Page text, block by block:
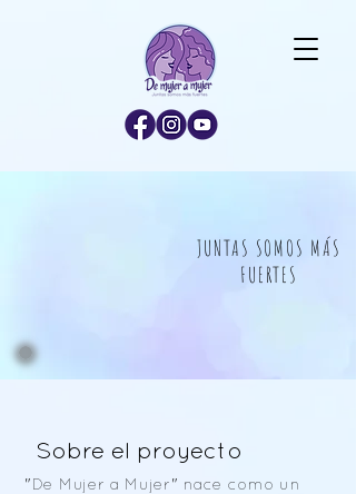
JUNTAS SOMOS MÁS
FUERTES
Sobre el proyecto
"De Mujer a Mujer" nace como un